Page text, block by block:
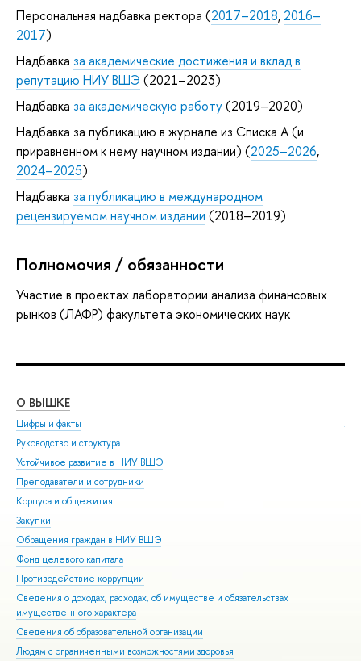
Персональная надбавка ректора (2017–2018, 2016–
2017)
Надбавка за академические достижения и вклад в
репутацию НИУ ВШЭ (2021–2023)
Надбавка за академическую работу(2019–2020)
Надбавка за публикацию в журнале из Списка А (и
приравненном к нему научном издании) (2025–2026,
2024–2025)
Надбавка за публикацию в международном
рецензируемом научном издании (2018–2019)
Полномочия / обязанности
Участие в проектах лаборатории анализа финансовых
рынков (ЛАФР) факультета экономических наук
О ВЫШКЕ
Цифры и факты
Руководство и структура
Устойчивое развитие в НИУ ВШЭ
Преподаватели и сотрудники
Корпуса и общежития
Закупки
Обращения граждан в НИУ ВШЭ
Фонд целевого капитала
Противодействие коррупции
Сведения о доходах, расходах, об имуществе и обязательствах
имущественного характера
Сведения об образовательной организации
Людям с ограниченными возможностями здоровья